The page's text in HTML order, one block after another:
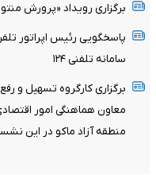
برگزاری رویداد «پرورش
پاسخگویی رئیس اپراتور
سامانه تلفنی ۱۲۴
برگزاری کارگروه تسهیل و
معاون هماهنگی امور
منطقه آزاد ماکو در این